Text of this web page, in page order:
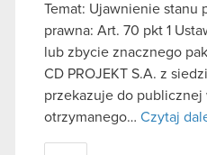
Temat: Ujawnienie stanu
prawna: Art. 70 pkt 1
lub zbycie znacznego
CD PROJEKT S.A. z
przekazuje do publicznej
otrzymanego… Czytaj